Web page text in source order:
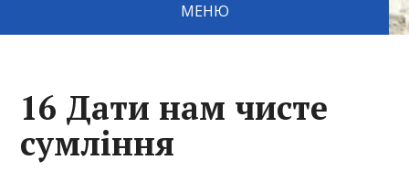
МЕНЮ
16 Дати нам чисте
сумління